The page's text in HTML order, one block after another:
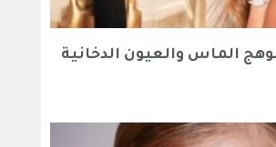
الماس والعيون الدخانية